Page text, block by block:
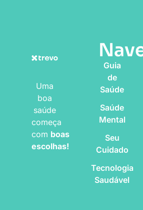
Uma
boa
saúde
começa
com boas
escolhas!
Guia
de
Saúde
Saúde
Mental
Seu
Cuidado
Tecnologia
Saudável